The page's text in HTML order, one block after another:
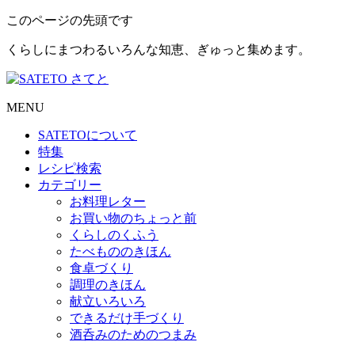
このページの先頭です
くらしにまつわるいろんな知恵、ぎゅっと集めます。
MENU
SATETOについて
特集
レシピ検索
カテゴリー
お料理レター
お買い物のちょっと前
くらしのくふう
たべもののきほん
食卓づくり
調理のきほん
献立いろいろ
できるだけ手づくり
酒呑みのためのつまみ